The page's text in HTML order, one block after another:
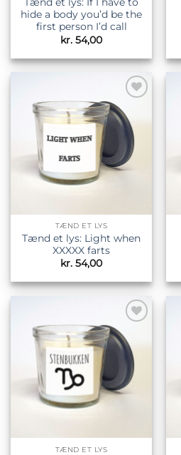
Tænd et lys: If I have to
hide a body you’d be the
first person I’d call
kr. 54,00
Tilføj til
ønskeliste
TÆND ET LYS
Tænd et lys: Light when
XXXXX farts
kr. 54,00
Tilføj til
ønskeliste
TÆND ET LYS